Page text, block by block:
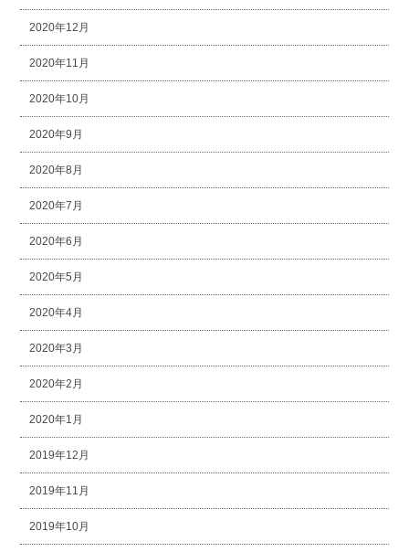
2020年12月
2020年11月
2020年10月
2020年9月
2020年8月
2020年7月
2020年6月
2020年5月
2020年4月
2020年3月
2020年2月
2020年1月
2019年12月
2019年11月
2019年10月